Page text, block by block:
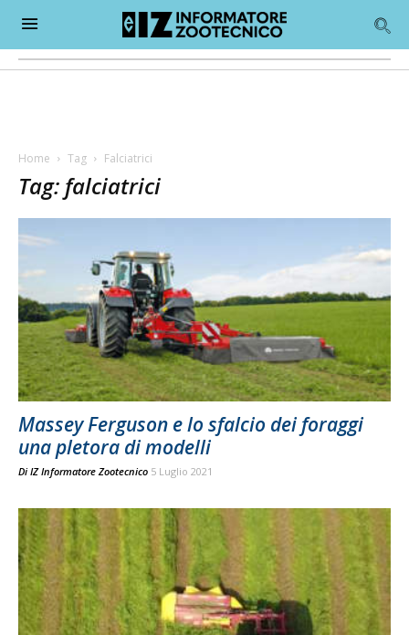
Home Tag Falciatrici
Tag: falciatrici
Massey Ferguson e lo sfalcio dei foraggi
una pletora di modelli
Di IZ Informatore Zootecnico 5 Luglio 2021